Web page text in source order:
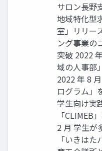
サロン長野
地域特化型
室」リリー
ング事業の
突破 2022
域の人事部
2022 年 8
ログラム」
学生向け実
「CLIMEB
2 月 学生が
「いきは